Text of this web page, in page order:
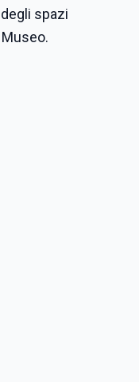
spazi